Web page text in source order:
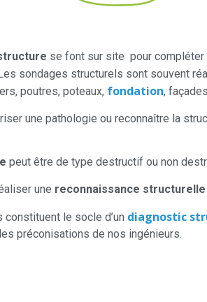
se font sur site pour compléter
sondages structurels sont souvent
poutres, poteaux, fondation,
une pathologie ou reconnaître la
peut être de type destructif ou non
une reconnaissance structurelle
le socle d’un diagnostic
préconisations de nos ingénieurs.